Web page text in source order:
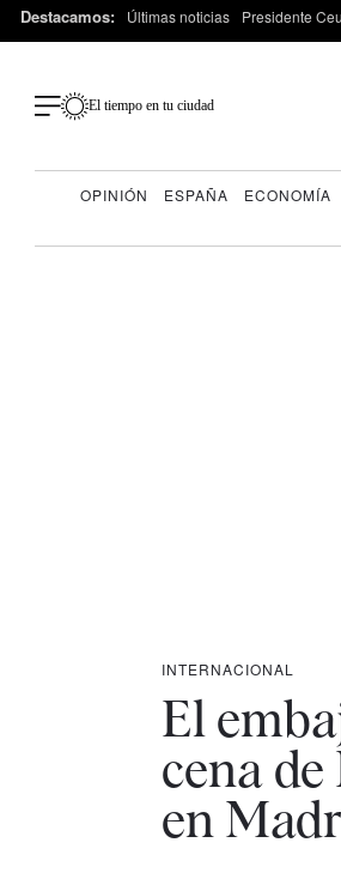
Destacamos: Últimas noticias Presidente
El tiempo en tu ciudad
OPINIÓN ESPAÑA ECONOMÍA
INTERNACIONAL
El
cena
en